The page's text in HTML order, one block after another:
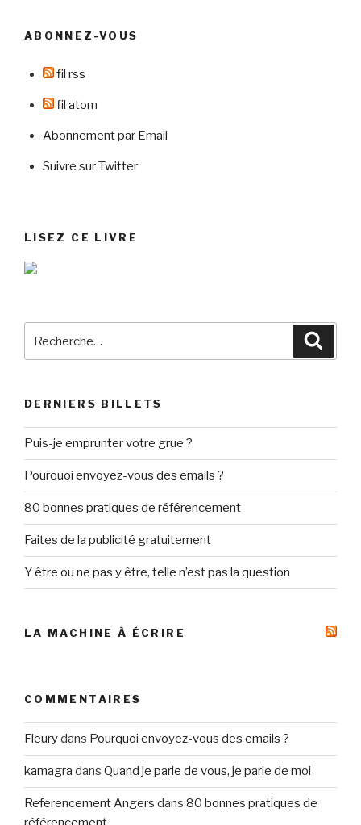
ABONNEZ-VOUS
fil rss
fil atom
Abonnement par Email
Suivre sur Twitter
LISEZ CE LIVRE
pour
DERNIERS BILLETS
Puis-je emprunter votre grue ?
Pourquoi envoyez-vous des emails ?
80 bonnes pratiques de référencement
Faites de la publicité gratuitement
Y être ou ne pas y être, telle n’est pas la question
LA MACHINE À ÉCRIRE
COMMENTAIRES
Fleurydans Pourquoi envoyez-vous des emails ?
kamagra dans Quand je parle de vous, je parle de moi
Referencement Angers dans 80 bonnes pratiques de